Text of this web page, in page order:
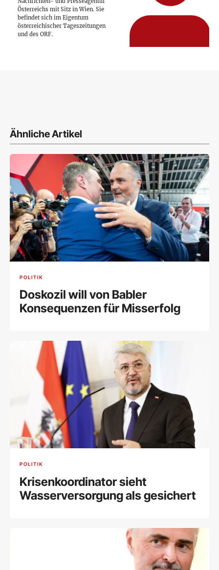
Österreichs mit Sitz in Wien. Sie
befindet sich im Eigentum
österreichischer Tageszeitungen
und des ORF.
Ähnliche Artikel
POLITIK
Doskozil will von Babler
Konsequenzen für Misserfolg
POLITIK
Krisenkoordinator sieht
Wasserversorgung als gesichert